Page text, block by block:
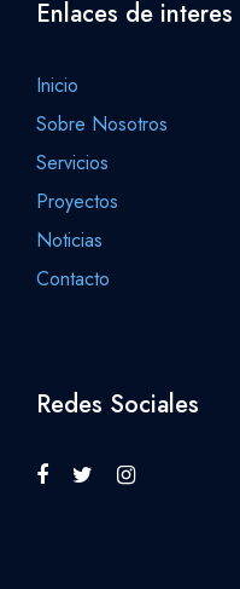
Enlaces de interes
Inicio
Sobre Nosotros
Servicios
Proyectos
Noticias
Contacto
Redes Sociales